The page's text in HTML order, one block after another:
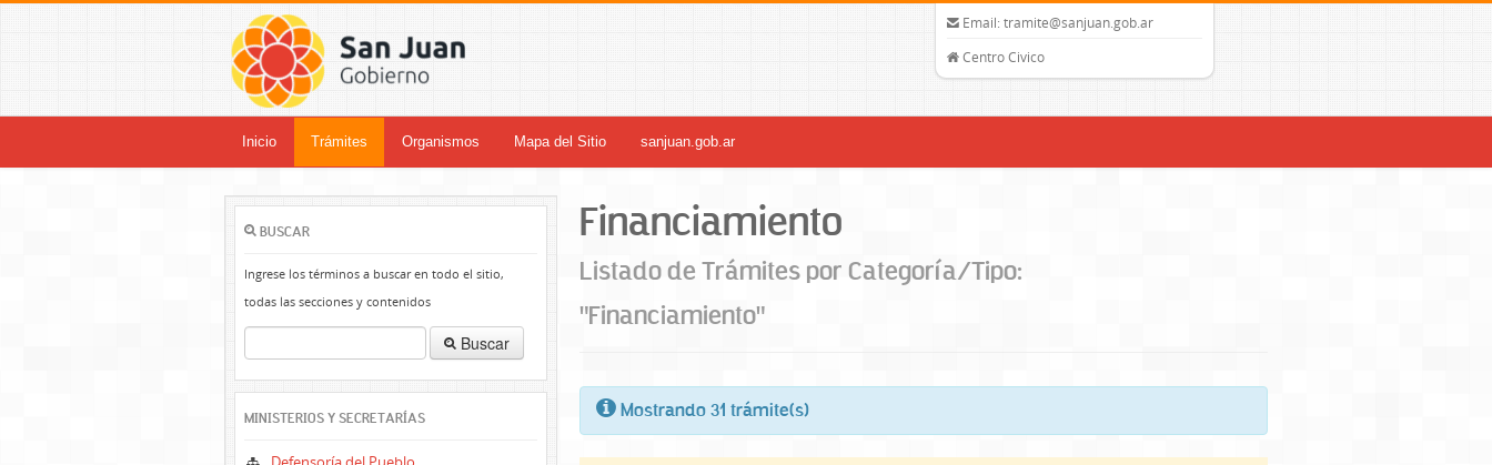
Email: tramite@sanjuan.gob.ar
Centro Civico
Inicio Trámites Organismos Mapa del Sitio sanjuan.gob.ar
BUSCAR
Ingrese los términos a buscar en todo el sitio,
todas las secciones y contenidos
Buscar
MINISTERIOS Y SECRETARÍAS
Financiamiento
Listado de Trámites por Categoría/Tipo:
"Financiamiento"
Mostrando 31 trámite(s)